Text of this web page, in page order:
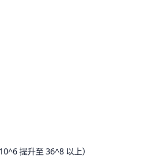
提升至 36^8 以上）